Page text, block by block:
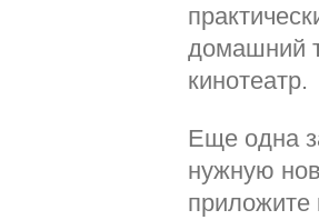
домашний
кинотеатр.
Еще одна
нужную
приложите